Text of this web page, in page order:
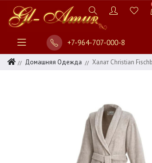
+7-964-707-000-8
Домашняя Одежда Халат Christian